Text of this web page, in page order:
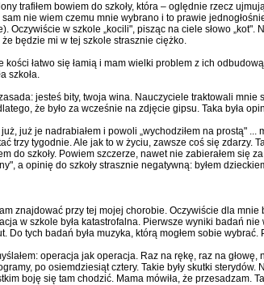
trafiłem bowiem do szkoły, która – oględnie rzecz
nie wiem czemu mnie wybrano i to prawie
w szkole „kocili", pisząc na ciele słowo
będzie mi w tej szkole strasznie ciężko.
łatwo się łamią i mam wielki problem z ich
szkoła.
jesteś bity, twoja wina. Nauczyciele traktowali
że było za wcześnie na zdjęcie gipsu. Taka była
już je nadrabiałem i powoli „wychodziłem na
trzy tygodnie. Ale jak to w życiu, zawsze coś się zdarzy.
do szkoły. Powiem szczerze, nawet nie zabierałem
a opinię do szkoły strasznie negatywną: byłem
znajdować przy tej mojej chorobie. Oczywiście dla
w szkole była katastrofalna. Pierwsze wyniki badań
tych badań była muzyka, którą mogłem sobie
operacja jak operacja. Raz na rękę, raz na
po osiemdziesiąt cztery. Takie były skutki
boję się tam chodzić. Mama mówiła, że przesadzam.